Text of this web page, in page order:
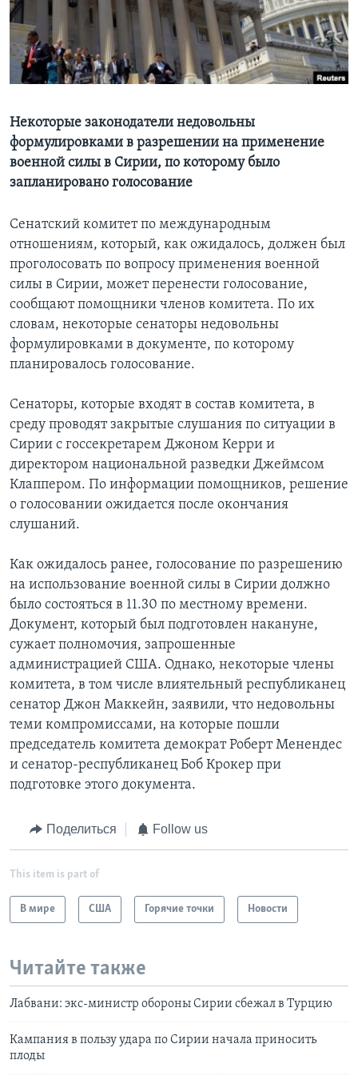
Learning English
СОЦИАЛЬНЫЕ СЕТИ
Языки
Некоторые законодатели недовольны
формулировками в разрешении на применение
военной силы в Сирии, по которому было
запланировано голосование
Сенатский комитет по международным
отношениям, который, как ожидалось, должен был
проголосовать по вопросу применения военной
силы в Сирии, может перенести голосование,
сообщают помощники членов комитета. По их
словам, некоторые сенаторы недовольны
формулировками в документе, по которому
планировалось голосование.
Сенаторы, которые входят в состав комитета, в
среду проводят закрытые слушания по ситуации в
Сирии с госсекретарем Джоном Керри и
директором национальной разведки Джеймсом
Клаппером. По информации помощников, решение
о голосовании ожидается после окончания
слушаний.
Как ожидалось ранее, голосование по разрешению
на использование военной силы в Сирии должно
было состояться в 11.30 по местному времени.
Документ, который был подготовлен накануне,
сужает полномочия, запрошенные
администрацией США. Однако, некоторые члены
комитета, в том числе влиятельный республиканец
сенатор Джон Маккейн, заявили, что недовольны
теми компромиссами, на которые пошли
председатель комитета демократ Роберт Менендес
и сенатор-республиканец Боб Крокер при
подготовке этого документа.
Поделиться Follow us
This item is part of
В мире США Горячие точки Новости
Читайте также
Лабвани: экс-министр обороны Сирии сбежал в Турцию
Кампания в пользу удара по Сирии начала приносить
плоды